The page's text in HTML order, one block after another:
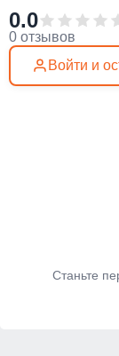
0.0
0 отзывов
Войти и
Станьте